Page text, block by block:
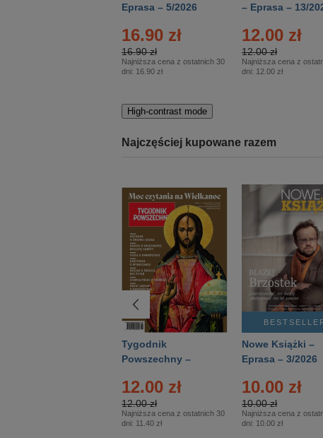
Eprasa – 5/2026
16.90 zł
16.90 zł
Najniższa cena z ostatnich 30
dni: 16.90 zł
– Eprasa – 13/
12.00 zł
12.00 zł
Najniższa cena z
dni: 12.00 zł
High-contrast mode
Najczęściej kupowane razem
Tygodnik
Powszechny –
12.00 zł
12.00 zł
Najniższa cena z ostatnich 30
dni: 11.40 zł
Nowe Książki –
Eprasa – 3/2026
10.00 zł
10.00 zł
Najniższa cena z
dni: 10.00 zł